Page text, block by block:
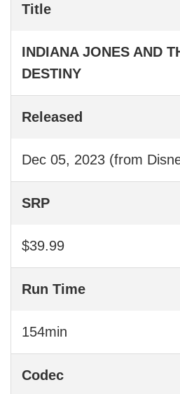
Title
INDIANA JONES AND
DESTINY
Released
Dec 05, 2023 (from
SRP
$39.99
Run Time
154min
Codec